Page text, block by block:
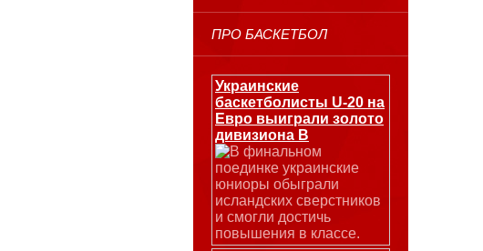
ПРО БАСКЕТБОЛ
Украинские
баскетболисты U-20 на
Евро выиграли золото
дивизиона В
В финальном
поединке украинские
юниоры обыграли
исландских сверстников
и смогли достичь
повышения в классе.